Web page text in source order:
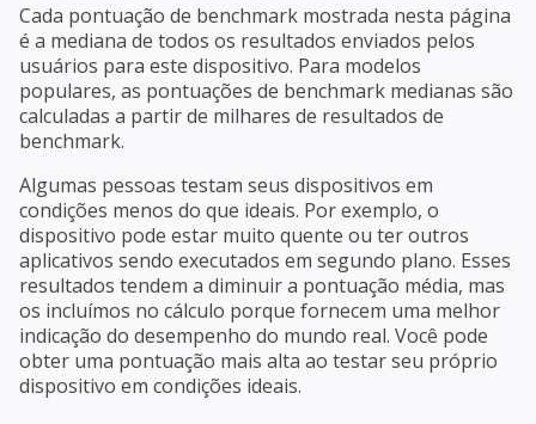
Cada pontuação de benchmark mostrada nesta página
é a mediana de todos os resultados enviados pelos
usuários para este dispositivo. Para modelos
populares, as pontuações de benchmark medianas são
calculadas a partir de milhares de resultados de
benchmark.
Algumas pessoas testam seus dispositivos em
condições menos do que ideais. Por exemplo, o
dispositivo pode estar muito quente ou ter outros
aplicativos sendo executados em segundo plano. Esses
resultados tendem a diminuir a pontuação média, mas
os incluímos no cálculo porque fornecem uma melhor
indicação do desempenho do mundo real. Você pode
obter uma pontuação mais alta ao testar seu próprio
dispositivo em condições ideais.